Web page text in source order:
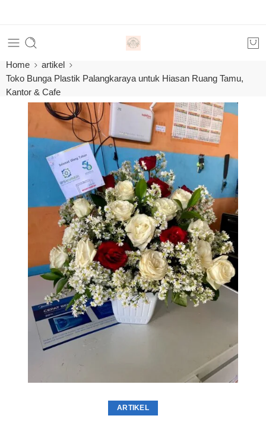
Home
artikel
Toko Bunga Plastik Palangkaraya untuk Hiasan Ruang Tamu,
Kantor & Cafe
ARTIKEL